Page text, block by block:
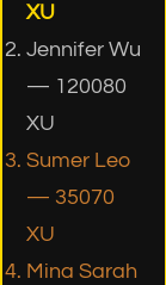
XU
Jennifer Wu
— 120080
XU
Sumer Leo
— 35070
XU
Mina Sarah